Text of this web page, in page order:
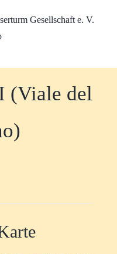
(Viale del